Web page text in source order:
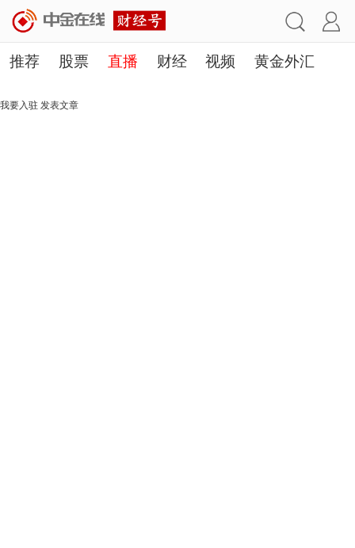
推荐 股票 直播 财经 视频 黄金外汇
理财 行业
我要入驻 发表文章